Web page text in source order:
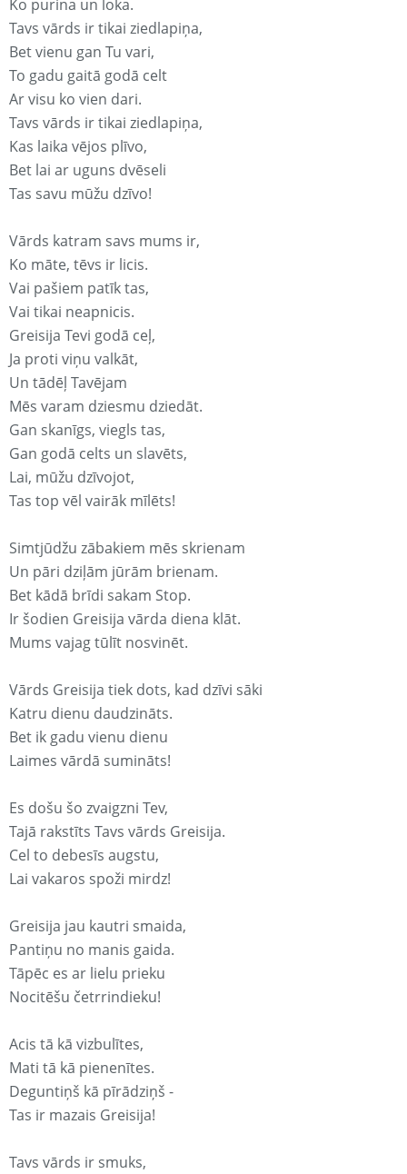
Ko purina un loka.
Tavs vārds ir tikai ziedlapiņa,
Bet vienu gan Tu vari,
To gadu gaitā godā celt
Ar visu ko vien dari.
Tavs vārds ir tikai ziedlapiņa,
Kas laika vējos plīvo,
Bet lai ar uguns dvēseli
Tas savu mūžu dzīvo!
Vārds katram savs mums ir,
Ko māte, tēvs ir licis.
Vai pašiem patīk tas,
Vai tikai neapnicis.
Greisija Tevi godā ceļ,
Ja proti viņu valkāt,
Un tādēļ Tavējam
Mēs varam dziesmu dziedāt.
Gan skanīgs, viegls tas,
Gan godā celts un slavēts,
Lai, mūžu dzīvojot,
Tas top vēl vairāk mīlēts!
Simtjūdžu zābakiem mēs skrienam
Un pāri dziļām jūrām brienam.
Bet kādā brīdi sakam Stop.
Ir šodien Greisija vārda diena klāt.
Mums vajag tūlīt nosvinēt.
Vārds Greisija tiek dots, kad dzīvi sāki
Katru dienu daudzināts.
Bet ik gadu vienu dienu
Laimes vārdā sumināts!
Es došu šo zvaigzni Tev,
Tajā rakstīts Tavs vārds Greisija.
Cel to debesīs augstu,
Lai vakaros spoži mirdz!
Greisija jau kautri smaida,
Pantiņu no manis gaida.
Tāpēc es ar lielu prieku
Nocitēšu četrrindieku!
Acis tā kā vizbulītes,
Mati tā kā pienenītes.
Deguntiņš kā pīrādziņš -
Tas ir mazais Greisija!
Tavs vārds ir smuks,